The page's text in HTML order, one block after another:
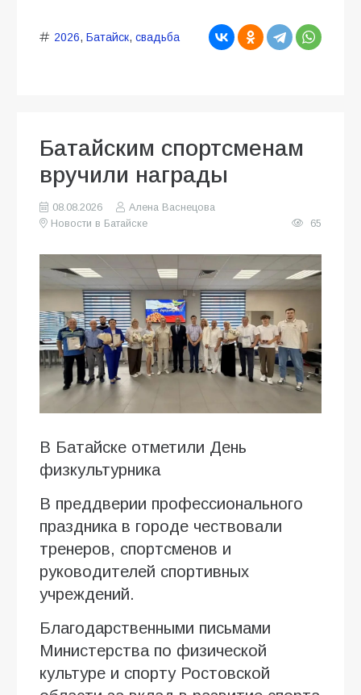
2026, Батайск, свадьба
Батайским спортсменам
вручили награды
08.08.2026
Алена Васнецова
Новости в Батайске
65
В Батайске отметили День
физкультурника
В преддверии профессионального
праздника в городе чествовали
тренеров, спортсменов и
руководителей спортивных
учреждений.
Благодарственными письмами
Министерства по физической
культуре и спорту Ростовской